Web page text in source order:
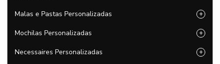
Malas e Pastas Personalizadas +
Mochilas Personalizadas +
Necessaires Personalizadas +